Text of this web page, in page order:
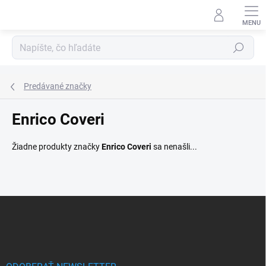
Hľadať
Predávané značky
Enrico Coveri
Žiadne produkty značkyEnrico Coveri sa nenašli...